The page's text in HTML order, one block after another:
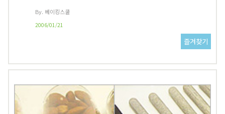
By. 베이킹스쿨
2006/01/21